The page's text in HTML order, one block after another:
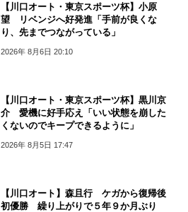
【川口オート・東京スポーツ杯】小原
望 リベンジへ好発進「手前が良くな
り、先までつながっている」
2026年 8月6日 20:10
【川口オート・東京スポーツ杯】黒川京
介 愛機に好手応え「いい状態を崩した
くないのでキープできるように」
2026年 8月5日 17:47
【川口オート】森且行 ケガから復帰後
初優勝 繰り上がりで５年９か月ぶり